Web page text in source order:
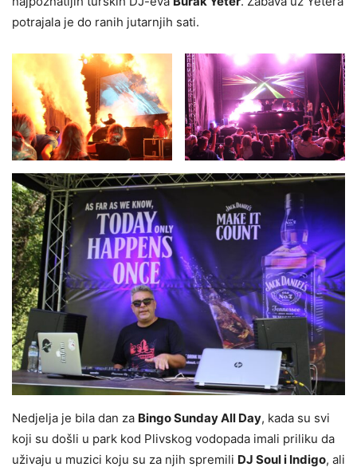
potrajala je do ranih jutarnjih sati.
Nedjelja je bila dan za Bingo Sunday All Day, kada su svi
koji su došli u park kod Plivskog vodopada imali priliku da
uživaju u muzici koju su za njih spremili DJ Soul i Indigo, ali